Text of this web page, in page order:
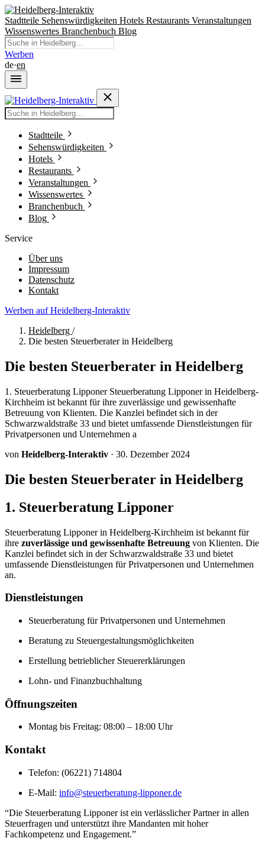
Stadtteile Sehenswürdigkeiten Hotels Restaurants Veranstaltungen
Wissenswertes Branchenbuch Blog
Werben
de·en
Stadtteile
Sehenswürdigkeiten
Hotels
Restaurants
Veranstaltungen
Wissenswertes
Branchenbuch
Blog
Service
Über uns
Impressum
Datenschutz
Kontakt
Werben auf Heidelberg-Interaktiv
Heidelberg /
Die besten Steuerberater in Heidelberg
Die besten Steuerberater in Heidelberg
1. Steuerberatung Lipponer Steuerberatung Lipponer in Heidelberg-
Kirchheim ist bekannt für ihre zuverlässige und gewissenhafte
Betreuung von Klienten. Die Kanzlei befindet sich in der
Schwarzwaldstraße 33 und bietet umfassende Dienstleistungen für
Privatpersonen und Unternehmen a
von Heidelberg-Interaktiv · 30. Dezember 2024
Die besten Steuerberater in Heidelberg
1. Steuerberatung Lipponer
Steuerberatung Lipponer in Heidelberg-Kirchheim ist bekannt für
ihre zuverlässige und gewissenhafte Betreuung von Klienten. Die
Kanzlei befindet sich in der Schwarzwaldstraße 33 und bietet
umfassende Dienstleistungen für Privatpersonen und Unternehmen
an.
Dienstleistungen
Steuerberatung für Privatpersonen und Unternehmen
Beratung zu Steuergestaltungsmöglichkeiten
Erstellung betrieblicher Steuererklärungen
Lohn- und Finanzbuchhaltung
Öffnungszeiten
Montag bis Freitag: 08:00 – 18:00 Uhr
Kontakt
Telefon: (06221) 714804
E-Mail: info@steuerberatung-lipponer.de
“Die Steuerberatung Lipponer ist ein verlässlicher Partner in allen
Steuerfragen und unterstützt ihre Mandanten mit hoher
Fachkompetenz und Engagement.”